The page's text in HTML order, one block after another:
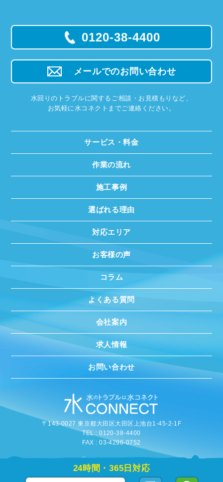
24時間・365日対応
0120-38-4400
メールでのお問い合わせ
水回りのトラブルに関するご相談・お見積もりなど、
お気軽に水コネクトまでご連絡ください。
サービス・料金
作業の流れ
施工事例
選ばれる理由
対応エリア
お客様の声
コラム
よくある質問
会社案内
求人情報
お問い合わせ
〒143-0027 東京都大田区大田区上池台1-45-2-1F
TEL : 0120-38-4400
FAX : 03-4296-0752
© 2020 MIZUCONNECT